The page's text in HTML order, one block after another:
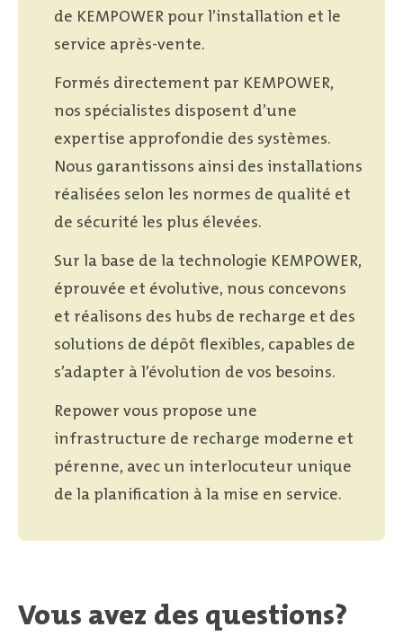
de KEMPOWER pour l’installation et le
service après-vente.
Formés directement par KEMPOWER,
nos spécialistes disposent d’une
expertise approfondie des systèmes.
Nous garantissons ainsi des installations
réalisées selon les normes de qualité et
de sécurité les plus élevées.
Sur la base de la technologie KEMPOWER,
éprouvée et évolutive, nous concevons
et réalisons des hubs de recharge et des
solutions de dépôt flexibles, capables de
s’adapter à l’évolution de vos besoins.
Repower vous propose une
infrastructure de recharge moderne et
pérenne, avec un interlocuteur unique
de la planification à la mise en service.
Vous avez des questions?